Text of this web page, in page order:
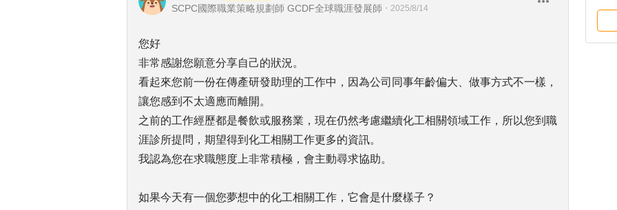
SCPC國際職業策略規劃師 GCDF全球職涯發展師 ・ 2025/8/14
您好
非常感謝您願意分享自己的狀況。
看起來您前一份在傳產研發助理的工作中，因為公司同事年齡偏大、做事方式不一樣，
讓您感到不太適應而離開。
之前的工作經歷都是餐飲或服務業，現在仍然考慮繼續化工相關領域工作，所以您到職
涯診所提問，期望得到化工相關工作更多的資訊。
我認為您在求職態度上非常積極，會主動尋求協助。
如果今天有一個您夢想中的化工相關工作，它會是什麼樣子？